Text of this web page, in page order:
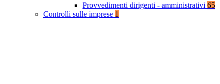
Provvedimenti dirigenti - amministrativi 65
Controlli sulle imprese 1